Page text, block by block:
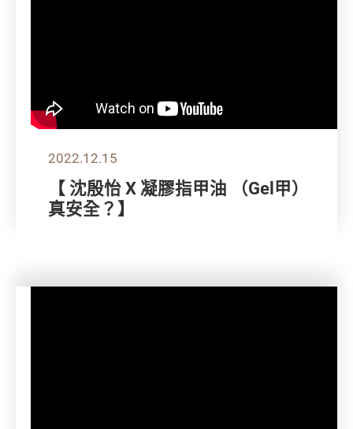
2022.12.15
【 沈殷怡 X 凝膠指甲油 （Gel甲）
真安全？】